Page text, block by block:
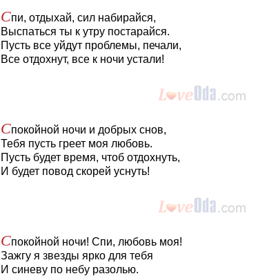
Спи, отдыхай, сил набирайся,
Выспаться ты к утру постарайся.
Пусть все уйдут проблемы, печали,
Все отдохнут, все к ночи устали!
Спокойной ночи и добрых снов,
Тебя пусть греет моя любовь.
Пусть будет время, чтоб отдохнуть,
И будет повод скорей уснуть!
Спокойной ночи! Спи, любовь моя!
Зажгу я звезды ярко для тебя
И синеву по небу разолью.